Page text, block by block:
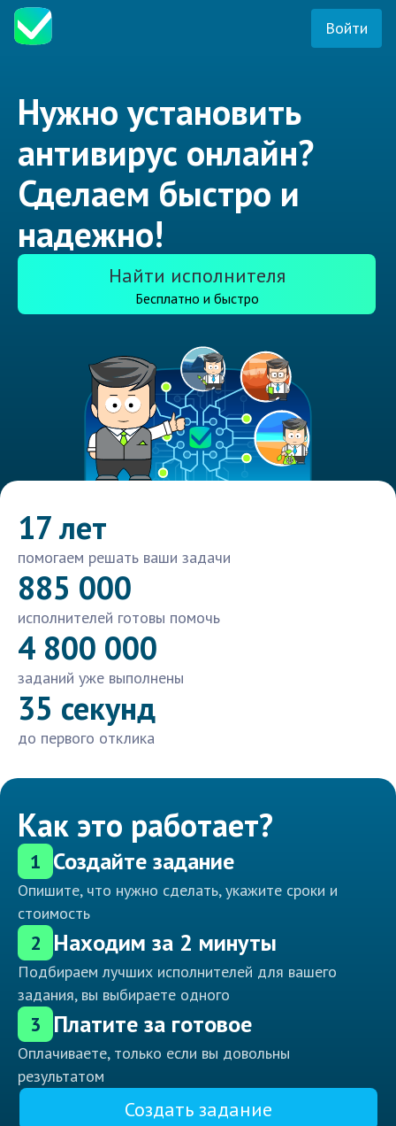
Войти
Нужно установить
антивирус онлайн?
Сделаем быстро и
надежно!
Найти исполнителя
Бесплатно и быстро
17 лет
помогаем решать ваши задачи
885 000
исполнителей готовы помочь
4 800 000
заданий уже выполнены
35 секунд
до первого отклика
Как это работает?
1 Создайте задание
Опишите, что нужно сделать, укажите сроки и
стоимость
2 Находим за 2 минуты
Подбираем лучших исполнителей для вашего
задания, вы выбираете одного
3 Платите за готовое
Оплачиваете, только если вы довольны
результатом
Создать задание